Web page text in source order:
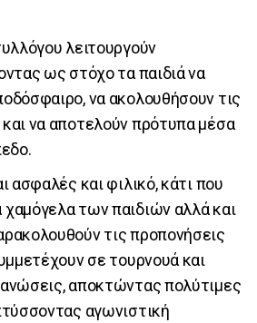
λειτουργούν
ως στόχο τα παιδιά να
να ακολουθήσουν τις
να αποτελούν πρότυπα μέσα
ασφαλές και φιλικό, κάτι που
των παιδιών αλλά και
τις προπονήσεις
σε τουρνουά και
αποκτώντας πολύτιμες
αγωνιστική